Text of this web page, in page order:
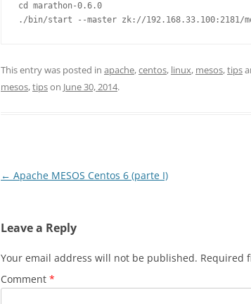
cd marathon-0.6.0
This entry was posted in apache,centos, linux, mesos,tips
mesos,tipson June 30, 2014.
Post
← Apache MESOS Centos 6 (parte I)
Leave a Reply
Your email address will not be published. Required
Comment *